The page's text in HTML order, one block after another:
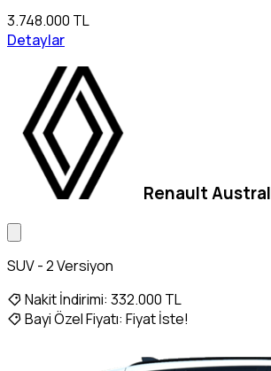
3.748.000 TL
Detaylar
Renault Austral
SUV - 2 Versiyon
Nakit İndirimi: 332.000 TL
Bayi Özel Fiyatı: Fiyat İste!